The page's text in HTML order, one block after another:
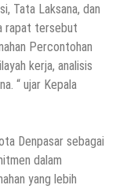
Tata Laksana, dan
rapat tersebut
Percontohan
kerja, analisis
“ ujar Kepala
Denpasar sebagai
dalam
yang lebih